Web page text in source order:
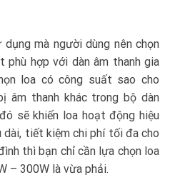
mà người dùng nên chọn
phù hợp với dàn âm thanh gia
loa có công suất sao cho
âm thanh khác trong bộ dàn
sẽ khiến loa hoạt động hiệu
dài, tiết kiệm chi phí tối đa cho
thì bạn chỉ cần lựa chọn loa
– 300W là vừa phải.